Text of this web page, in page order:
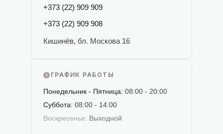
+373 (22) 909 909
+373 (22) 909 908
Кишинёв, бл. Москова 16
ГРАФИК РАБОТЫ
Понедельник - Пятница: 08:00 - 20:00
Суббота: 08:00 - 14:00
Воскресенье: Выходной